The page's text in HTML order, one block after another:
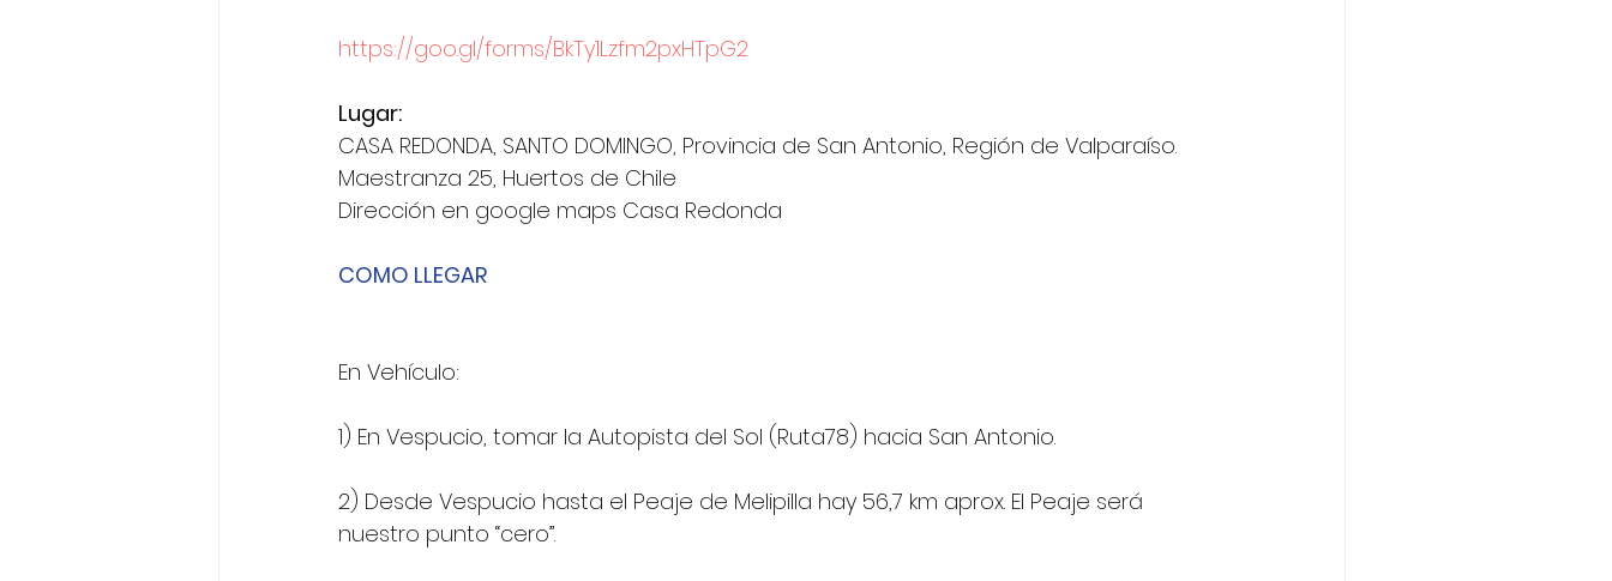
https://goo.gl/forms/BkTy1Lzfm2pxHTpG2
Lugar:
CASA REDONDA, SANTO DOMINGO, Provincia de San Antonio, Región de Valparaíso.
Maestranza 25, Huertos de Chile
Dirección en google maps Casa Redonda
COMO LLEGAR
En Vehículo:
1) En Vespucio, tomar la Autopista del Sol (Ruta78) hacia San Antonio.
2) Desde Vespucio hasta el Peaje de Melipilla hay 56,7 km aprox. El Peaje será
nuestro punto “cero”.